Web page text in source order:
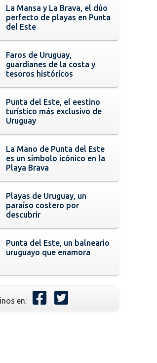
La Mansa y La Brava, el dúo
perfecto de playas en Punta
del Este
Faros de Uruguay,
guardianes de la costa y
tesoros históricos
Punta del Este, el eestino
turístico más exclusivo de
Uruguay
La Mano de Punta del Este
es un símbolo icónico en la
Playa Brava
Playas de Uruguay, un
paraíso costero por
descubrir
Punta del Este, un balneario
uruguayo que enamora
en: